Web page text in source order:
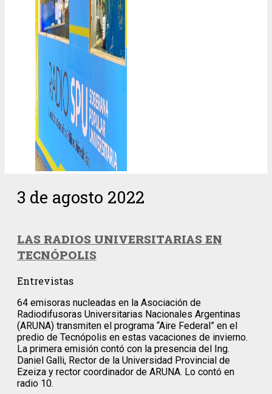
3 de agosto 2022
LAS RADIOS UNIVERSITARIAS EN
TECNÓPOLIS
Entrevistas
64 emisoras nucleadas en la Asociación de
Radiodifusoras Universitarias Nacionales Argentinas
(ARUNA) transmiten el programa “Aire Federal” en el
predio de Tecnópolis en estas vacaciones de invierno.
La primera emisión contó con la presencia del Ing.
Daniel Galli, Rector de la Universidad Provincial de
Ezeiza y rector coordinador de ARUNA. Lo contó en
radio 10.